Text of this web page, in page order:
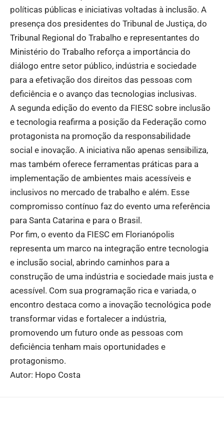
políticas públicas e iniciativas voltadas à inclusão. A
presença dos presidentes do Tribunal de Justiça, do
Tribunal Regional do Trabalho e representantes do
Ministério do Trabalho reforça a importância do
diálogo entre setor público, indústria e sociedade
para a efetivação dos direitos das pessoas com
deficiência e o avanço das tecnologias inclusivas.
A segunda edição do evento da FIESC sobre inclusão
e tecnologia reafirma a posição da Federação como
protagonista na promoção da responsabilidade
social e inovação. A iniciativa não apenas sensibiliza,
mas também oferece ferramentas práticas para a
implementação de ambientes mais acessíveis e
inclusivos no mercado de trabalho e além. Esse
compromisso contínuo faz do evento uma referência
para Santa Catarina e para o Brasil.
Por fim, o evento da FIESC em Florianópolis
representa um marco na integração entre tecnologia
e inclusão social, abrindo caminhos para a
construção de uma indústria e sociedade mais justa e
acessível. Com sua programação rica e variada, o
encontro destaca como a inovação tecnológica pode
transformar vidas e fortalecer a indústria,
promovendo um futuro onde as pessoas com
deficiência tenham mais oportunidades e
protagonismo.
Autor: Hopo Costa